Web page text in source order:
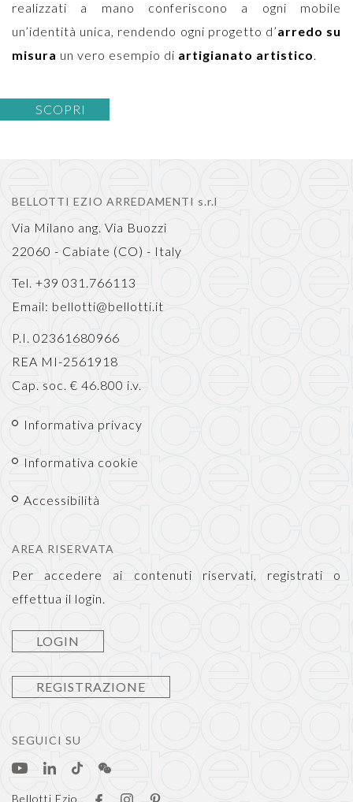
realizzati a mano conferiscono a ogni mobile
un’identità unica, rendendo ogni progetto d’arredo su
misura un vero esempio di artigianato artistico.
SCOPRI
BELLOTTI EZIO ARREDAMENTI s.r.l
Via Milano ang. Via Buozzi
22060 - Cabiate (CO) - Italy
Tel. +39 031.766113
Email: bellotti@bellotti.it
P.I. 02361680966
REA MI-2561918
Cap. soc. € 46.800 i.v.
Informativa privacy
Informativa cookie
Accessibilità
AREA RISERVATA
Per accedere ai contenuti riservati, registrati o
effettua il login.
LOGIN
REGISTRAZIONE
SEGUICI SU
Bellotti Ezio